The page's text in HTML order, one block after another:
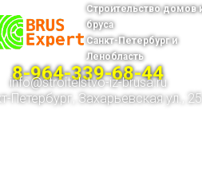
Строительство домов
бруса
Санкт-Петербург и
Ленобласть
8-964-339-68-44
info@stroitelstvo-iz-brusa.ru
Петербург, Захарьевская ул., 25